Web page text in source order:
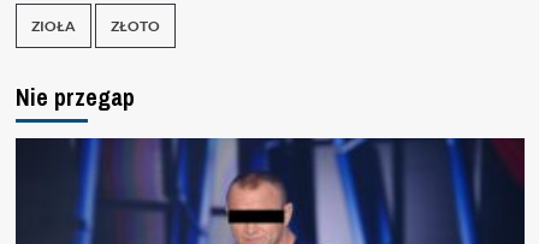
ZIOŁA ZŁOTO
Nie przegap